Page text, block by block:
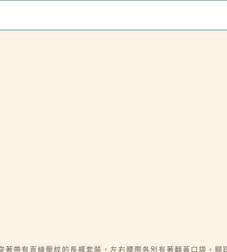
著帶有直線壓紋的長褲套裝，左右腰際各別有著翻蓋口袋，